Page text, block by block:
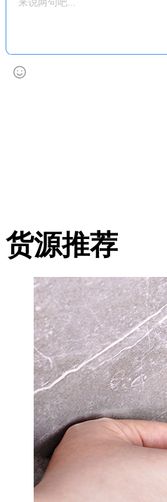
货源推荐